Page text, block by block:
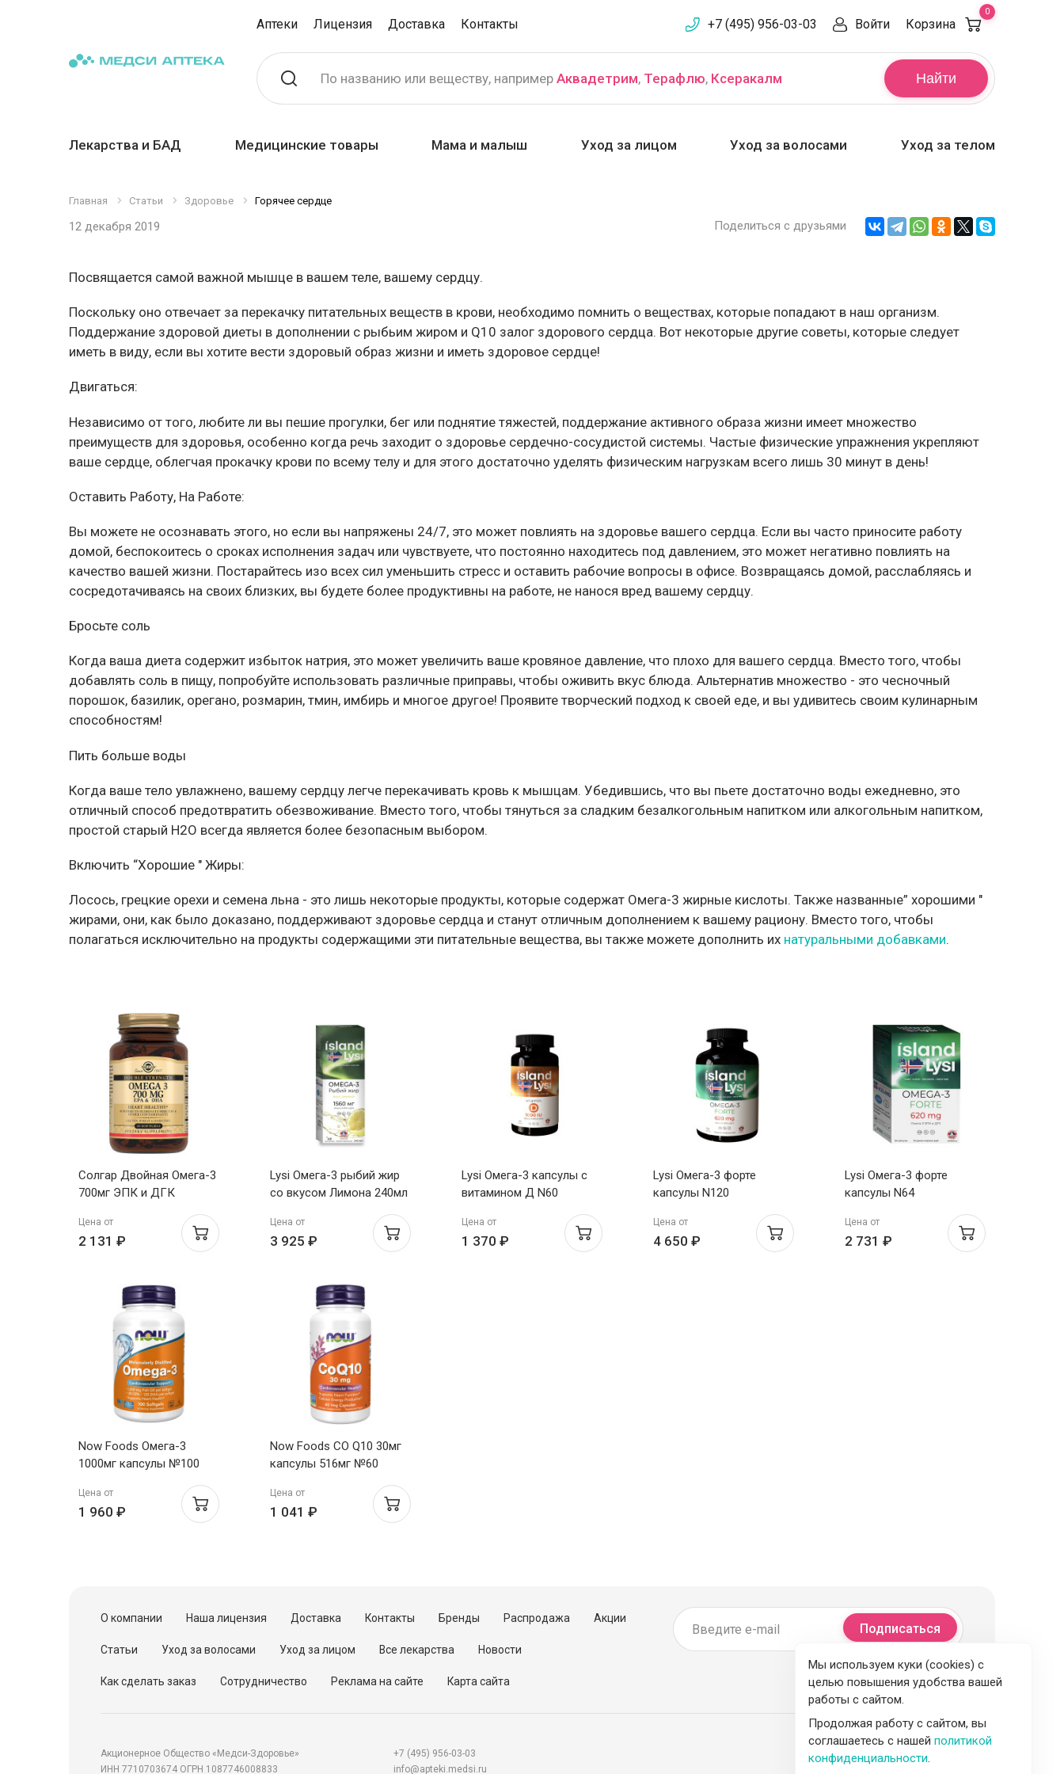
Аптеки Лицензия Доставка Контакты +7 (495) 956-03-03 Войти Корзина
0
Найти
По названию или веществу, например Аквадетрим, Терафлю, Ксеракалм
Лекарства и БАД Медицинские товары Мама и малыш Уход за лицом Уход за волосами Уход за телом
Главная Статьи Здоровье Горячее сердце
12 декабря 2019 Поделиться с друзьями
Посвящается самой важной мышце в вашем теле, вашему сердцу.
Поскольку оно отвечает за перекачку питательных веществ в крови, необходимо помнить о веществах, которые попадают в наш организм.
Поддержание здоровой диеты в дополнении с рыбьим жиром и Q10 залог здорового сердца. Вот некоторые другие советы, которые следует
иметь в виду, если вы хотите вести здоровый образ жизни и иметь здоровое сердце!
Двигаться:
Независимо от того, любите ли вы пешие прогулки, бег или поднятие тяжестей, поддержание активного образа жизни имеет множество
преимуществ для здоровья, особенно когда речь заходит о здоровье сердечно-сосудистой системы. Частые физические упражнения укрепляют
ваше сердце, облегчая прокачку крови по всему телу и для этого достаточно уделять физическим нагрузкам всего лишь 30 минут в день!
Оставить Работу, На Работе:
Вы можете не осознавать этого, но если вы напряжены 24/7, это может повлиять на здоровье вашего сердца. Если вы часто приносите работу
домой, беспокоитесь о сроках исполнения задач или чувствуете, что постоянно находитесь под давлением, это может негативно повлиять на
качество вашей жизни. Постарайтесь изо всех сил уменьшить стресс и оставить рабочие вопросы в офисе. Возвращаясь домой, расслабляясь и
сосредотачиваясь на своих близких, вы будете более продуктивны на работе, не нанося вред вашему сердцу.
Бросьте соль
Когда ваша диета содержит избыток натрия, это может увеличить ваше кровяное давление, что плохо для вашего сердца. Вместо того, чтобы
добавлять соль в пищу, попробуйте использовать различные приправы, чтобы оживить вкус блюда. Альтернатив множество - это чесночный
порошок, базилик, орегано, розмарин, тмин, имбирь и многое другое! Проявите творческий подход к своей еде, и вы удивитесь своим кулинарным
способностям!
Пить больше воды
Когда ваше тело увлажнено, вашему сердцу легче перекачивать кровь к мышцам. Убедившись, что вы пьете достаточно воды ежедневно, это
отличный способ предотвратить обезвоживание. Вместо того, чтобы тянуться за сладким безалкогольным напитком или алкогольным напитком,
простой старый H2O всегда является более безопасным выбором.
Включить “Хорошие " Жиры:
Лосось, грецкие орехи и семена льна - это лишь некоторые продукты, которые содержат Омега-3 жирные кислоты. Также названные” хорошими "
жирами, они, как было доказано, поддерживают здоровье сердца и станут отличным дополнением к вашему рациону. Вместо того, чтобы
полагаться исключительно на продукты содержащими эти питательные вещества, вы также можете дополнить их натуральными добавками.
Солгар Двойная Омега-3
700мг ЭПК и ДГК
Цена от
2 131 ₽
Lysi Омега-3 рыбий жир
со вкусом Лимона 240мл
Цена от
3 925 ₽
Lysi Омега-3 капсулы с
витамином Д N60
Цена от
1 370 ₽
Lysi Омега-3 форте
капсулы N120
Цена от
4 650 ₽
Lysi Омега-3 форте
капсулы N64
Цена от
2 731 ₽
Now Foods Омега-3
1000мг капсулы №100
Цена от
1 960 ₽
Now Foods CO Q10 30мг
капсулы 516мг №60
Цена от
1 041 ₽
О компании Наша лицензия Доставка Контакты Бренды Распродажа Акции
Статьи Уход за волосами Уход за лицом Все лекарства Новости
Как сделать заказ Сотрудничество Реклама на сайте Карта сайта
Подписаться
Акционерное Общество «Медси-Здоровье»
ИНН 7710703674 ОГРН 1087746008833
+7 (495) 956-03-03
info@apteki.medsi.ru
Мы используем куки (cookies) с
целью повышения удобства вашей
работы с сайтом.
Продолжая работу с сайтом, вы
соглашаетесь с нашей политикой
конфиденциальности.